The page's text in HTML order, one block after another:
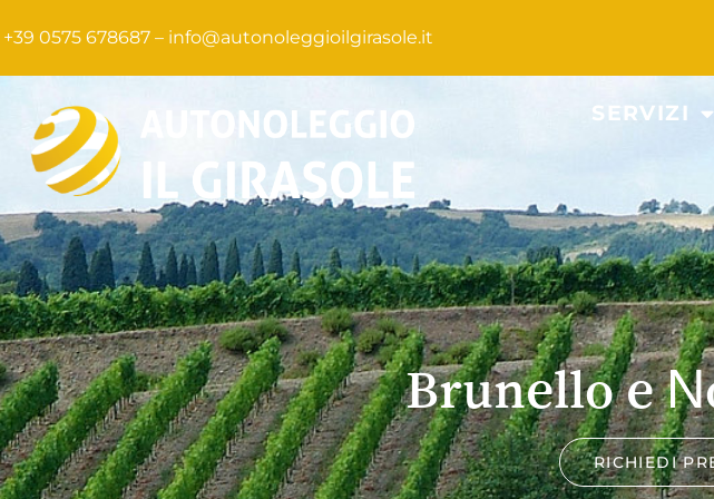
+39 0575 678687 – info@autonoleggioilgirasole.it
SERVIZI
Brunello e
RICHIEDI